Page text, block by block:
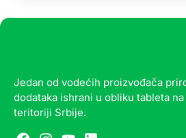
Jedan od vodećih proizvođača
dodataka ishrani u obliku tableta
teritoriji Srbije.